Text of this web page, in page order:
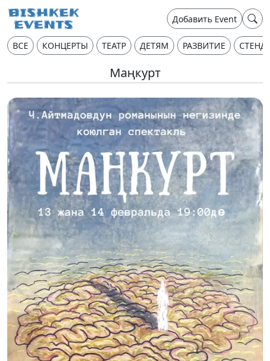
Добавить Event
ВСЕ КОНЦЕРТЫ ТЕАТР ДЕТЯМ РАЗВИТИЕ
Маңкурт